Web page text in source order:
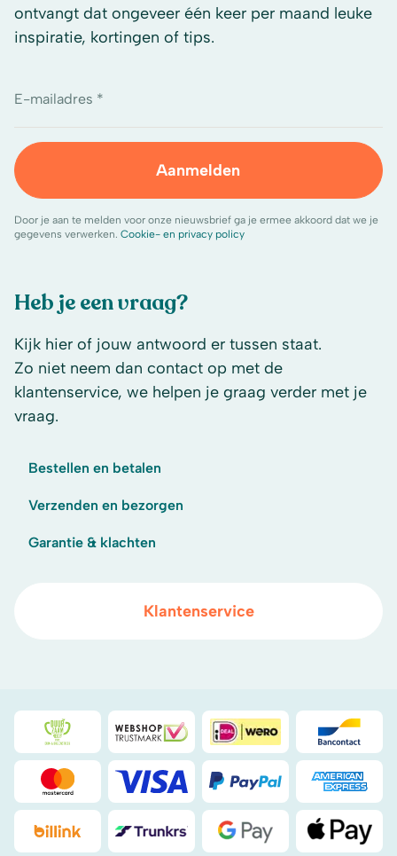
Heb je een vraag?
Kijk hier of jouw antwoord er tussen staat.
Zo niet neem dan contact op met de
klantenservice, we helpen je graag verder met je
vraag.
Bestellen en betalen
Verzenden en bezorgen
Garantie & klachten
Klantenservice
ontvangt dat ongeveer één keer per maand leuke
inspiratie, kortingen of tips.
E-mailadres *
Aanmelden
Door je aan te melden voor onze nieuwsbrief ga je ermee akkoord dat we je
gegevens verwerken. Cookie- en privacy policy
Duurzaamheidsprijs duin- & bollenstreek
WebwinkelKeuriDeal
Mastercard Visa PayPal
Billink DHL Google Pay Apple